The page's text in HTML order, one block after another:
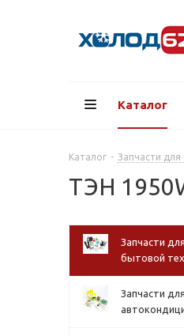
Каталог
Каталог - Запчасти
ТЭН
Запчасти для
бытовой
Запчасти для